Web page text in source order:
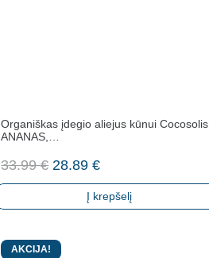
Organiškas įdegio aliejus kūnui Cocosolis
ANANAS,…
33.99€ Original
price
28.89€Current
price
is:
Į krepšelį
AKCIJA!